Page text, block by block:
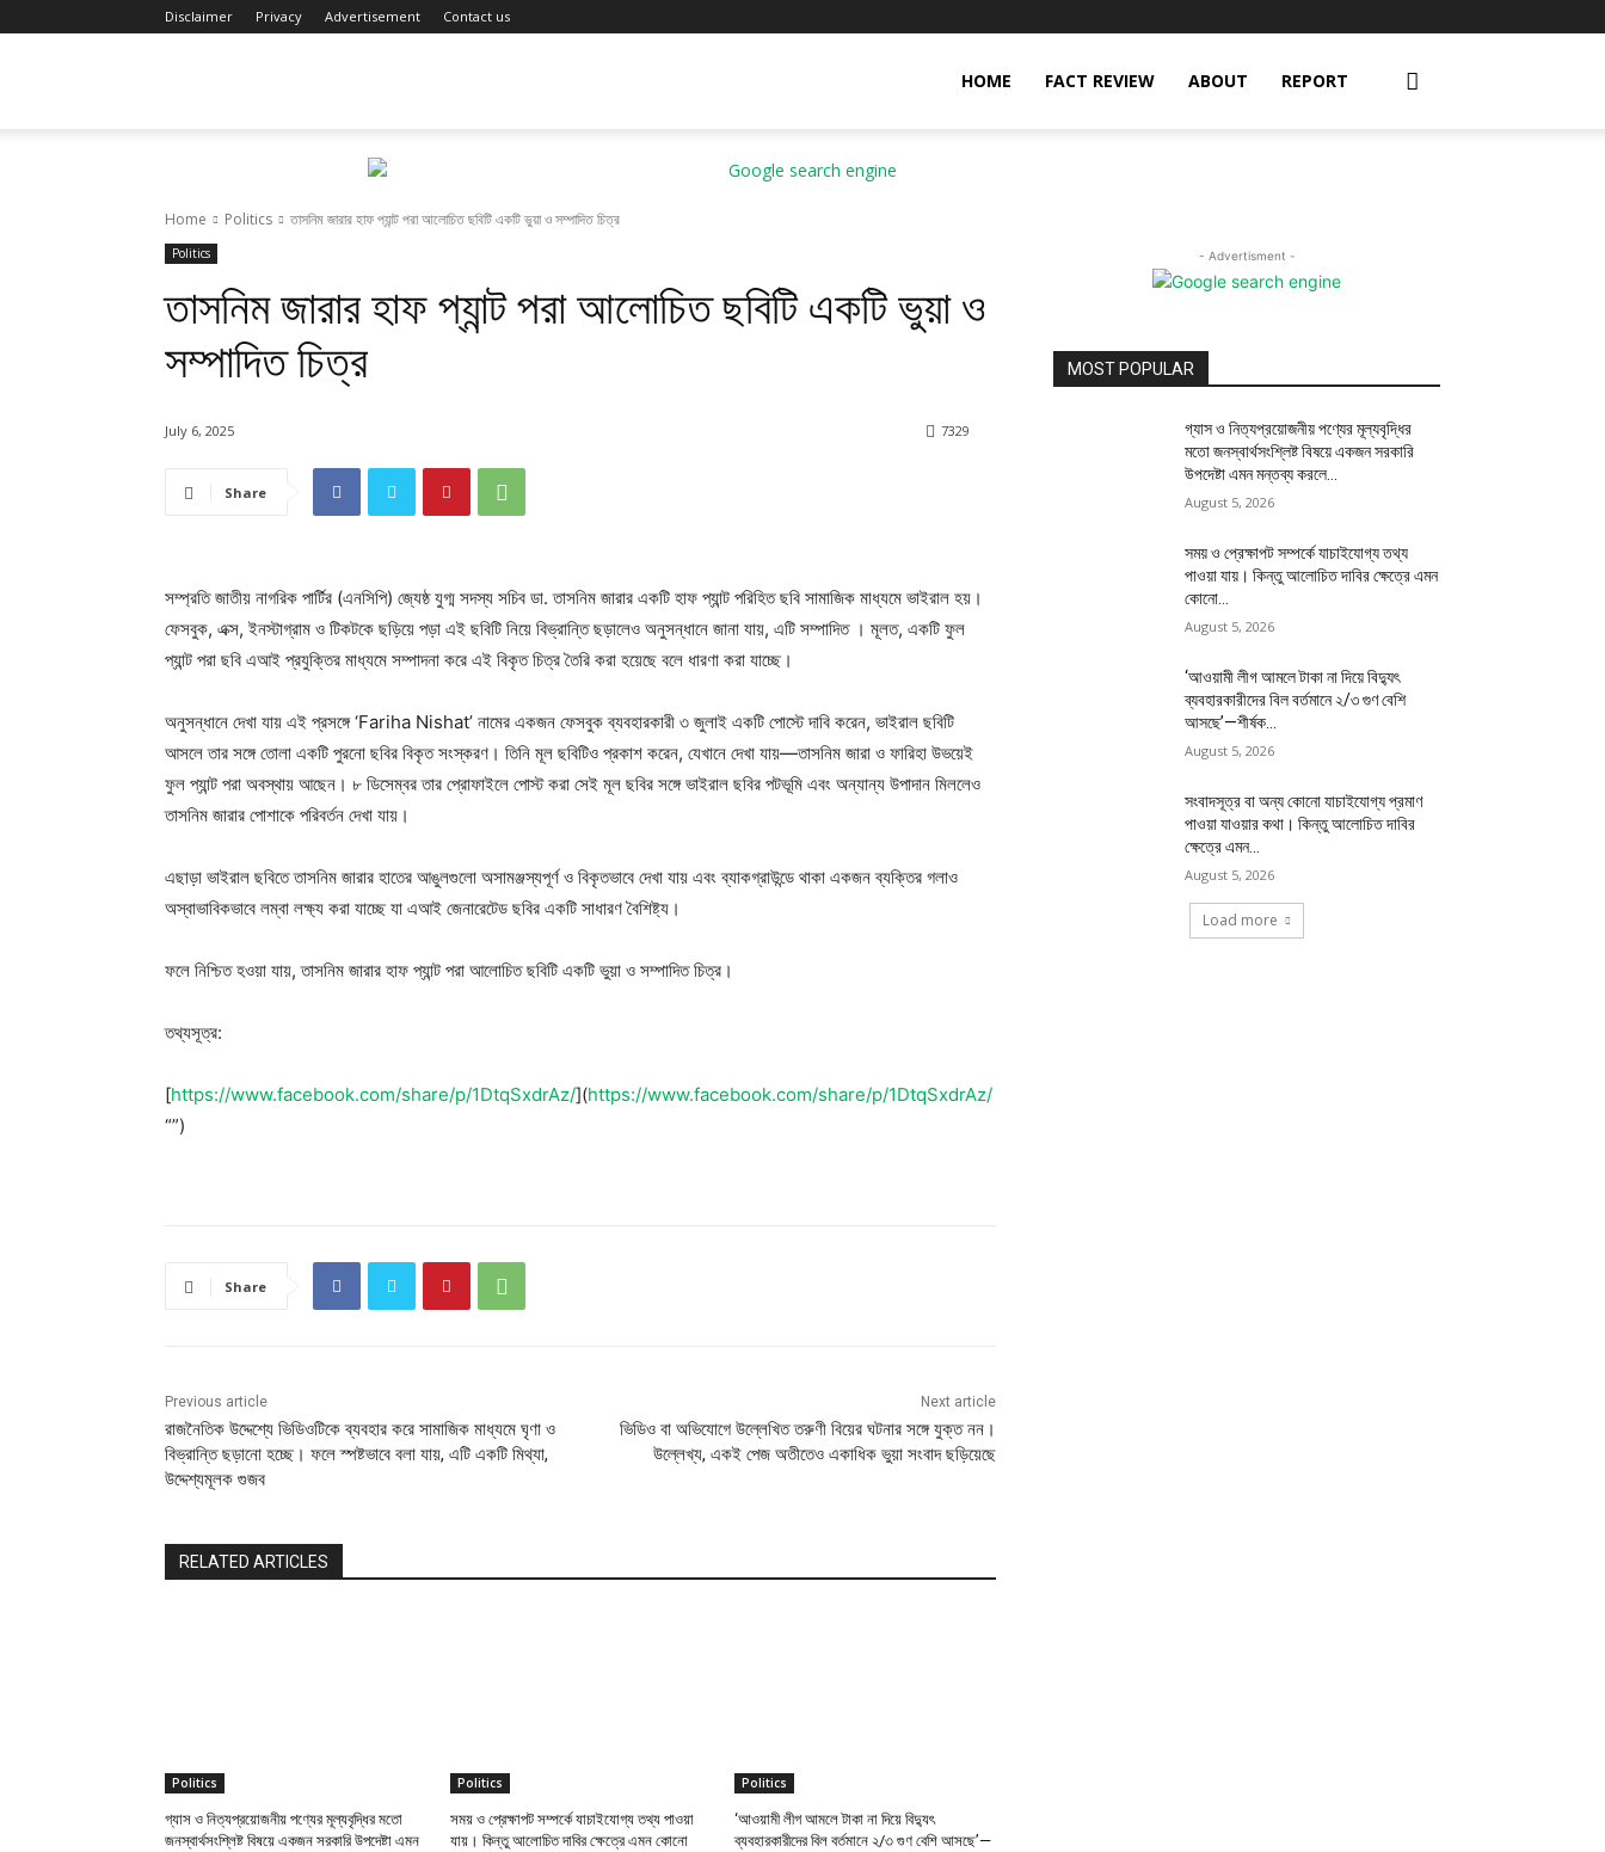
Disclaimer Privacy Advertisement Contact us
HOME FACT REVIEW ABOUT REPORT
Home Politics তাসনিম জারার হাফ প্যান্ট পরা আলোচিত ছবিটি একটি ভুয়া ও সম্পাদিত চিত্র
Politics
তাসনিম জারার হাফ প্যান্ট পরা আলোচিত ছবিটি একটি ভুয়া ও
সম্পাদিত চিত্র
July 6, 2025 7329
Share
সম্প্রতি জাতীয় নাগরিক পার্টির (এনসিপি) জ্যেষ্ঠ যুগ্ম সদস্য সচিব ডা. তাসনিম জারার একটি হাফ প্যান্ট পরিহিত ছবি সামাজিক মাধ্যমে ভাইরাল হয়।
ফেসবুক, এক্স, ইনস্টাগ্রাম ও টিকটকে ছড়িয়ে পড়া এই ছবিটি নিয়ে বিভ্রান্তি ছড়ালেও অনুসন্ধানে জানা যায়, এটি সম্পাদিত । মূলত, একটি ফুল
প্যান্ট পরা ছবি এআই প্রযুক্তির মাধ্যমে সম্পাদনা করে এই বিকৃত চিত্র তৈরি করা হয়েছে বলে ধারণা করা যাচ্ছে।
অনুসন্ধানে দেখা যায় এই প্রসঙ্গে ‘Fariha Nishat’ নামের একজন ফেসবুক ব্যবহারকারী ৩ জুলাই একটি পোস্টে দাবি করেন, ভাইরাল ছবিটি
আসলে তার সঙ্গে তোলা একটি পুরনো ছবির বিকৃত সংস্করণ। তিনি মূল ছবিটিও প্রকাশ করেন, যেখানে দেখা যায়—তাসনিম জারা ও ফারিহা উভয়েই
ফুল প্যান্ট পরা অবস্থায় আছেন। ৮ ডিসেম্বর তার প্রোফাইলে পোস্ট করা সেই মূল ছবির সঙ্গে ভাইরাল ছবির পটভূমি এবং অন্যান্য উপাদান মিললেও
তাসনিম জারার পোশাকে পরিবর্তন দেখা যায়।
এছাড়া ভাইরাল ছবিতে তাসনিম জারার হাতের আঙুলগুলো অসামঞ্জস্যপূর্ণ ও বিকৃতভাবে দেখা যায় এবং ব্যাকগ্রাউন্ডে থাকা একজন ব্যক্তির গলাও
অস্বাভাবিকভাবে লম্বা লক্ষ্য করা যাচ্ছে যা এআই জেনারেটেড ছবির একটি সাধারণ বৈশিষ্ট্য।
ফলে নিশ্চিত হওয়া যায়, তাসনিম জারার হাফ প্যান্ট পরা আলোচিত ছবিটি একটি ভুয়া ও সম্পাদিত চিত্র।
তথ্যসূত্র:
[https://www.facebook.com/share/p/1DtqSxdrAz/](https://www.facebook.com/share/p/1DtqSxdrAz/
“‌”)
Share
Previous article
রাজনৈতিক উদ্দেশ্যে ভিডিওটিকে ব্যবহার করে সামাজিক মাধ্যমে ঘৃণা ও
বিভ্রান্তি ছড়ানো হচ্ছে। ফলে স্পষ্টভাবে বলা যায়, এটি একটি মিথ্যা,
উদ্দেশ্যমূলক গুজব
Next article
ভিডিও বা অভিযোগে উল্লেখিত তরুণী বিয়ের ঘটনার সঙ্গে যুক্ত নন।
উল্লেখ্য, একই পেজ অতীতেও একাধিক ভুয়া সংবাদ ছড়িয়েছে
RELATED ARTICLES
Politics
গ্যাস ও নিত্যপ্রয়োজনীয় পণ্যের মূল্যবৃদ্ধির মতো
জনস্বার্থসংশ্লিষ্ট বিষয়ে একজন সরকারি উপদেষ্টা এমন
Politics
সময় ও প্রেক্ষাপট সম্পর্কে যাচাইযোগ্য তথ্য পাওয়া
যায়। কিন্তু আলোচিত দাবির ক্ষেত্রে এমন কোনো
Politics
‘আওয়ামী লীগ আমলে টাকা না দিয়ে বিদ্যুৎ
ব্যবহারকারীদের বিল বর্তমানে ২/৩ গুণ বেশি আসছে’—
- Advertisment -
MOST POPULAR
গ্যাস ও নিত্যপ্রয়োজনীয় পণ্যের মূল্যবৃদ্ধির
মতো জনস্বার্থসংশ্লিষ্ট বিষয়ে একজন সরকারি
উপদেষ্টা এমন মন্তব্য করলে...
August 5, 2026
সময় ও প্রেক্ষাপট সম্পর্কে যাচাইযোগ্য তথ্য
পাওয়া যায়। কিন্তু আলোচিত দাবির ক্ষেত্রে এমন
কোনো...
August 5, 2026
‘আওয়ামী লীগ আমলে টাকা না দিয়ে বিদ্যুৎ
ব্যবহারকারীদের বিল বর্তমানে ২/৩ গুণ বেশি
আসছে’—শীর্ষক...
August 5, 2026
সংবাদসূত্র বা অন্য কোনো যাচাইযোগ্য প্রমাণ
পাওয়া যাওয়ার কথা। কিন্তু আলোচিত দাবির
ক্ষেত্রে এমন...
August 5, 2026
Load more